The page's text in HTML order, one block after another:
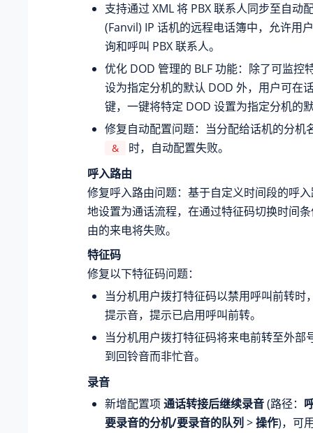
支持通过 XML 将 PBX 联系人同步至自动
(Fanvil) IP 话机的远程电话簿中，允许用
询和呼叫 PBX 联系人。
优化 DOD 管理的 BLF 功能：除了可监控
设为指定分机的默认 DOD 外，用户可在
键，一键将特定 DOD 设置为指定分机的
修复自动配置问题：当分配给话机的分机
&
时，自动配置失败。
呼入路由
修复呼入路由问题：基于自定义时间段的呼
地设置为通话流程，在通过特征码切换时间
由的来电将失败。
特征码
修复以下特征码问题：
当分机用户拨打特征码以禁用呼叫前转时
提示音，提示已启用呼叫前转。
当分机用户拨打特征码将来电前转至外部
到回铃音而非忙音。
录音
新增配置项通话转接后继续录音(路径：
要录音的分机/要录音的队列 >操作)，可